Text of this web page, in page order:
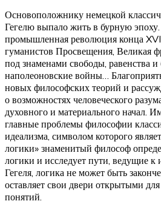
Основоположнику немецкой
Гегелю выпало жить в бурную
промышленная революция конца
гуманистов Просвещения, Великая
под знаменами свободы, равенства и
наполеоновские войны…
новых философских теорий и
о возможностях человеческого
духовного и материального начал.
главные проблемы философии
идеализма, символом которого
логики» знаменитый философ
логики и исследует пути, ведущие
Гегеля, логика не может быть
оставляет свои двери открытыми
понятий.